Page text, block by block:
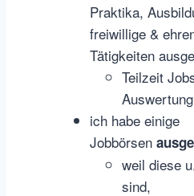
Praktika,
freiwillige &
Tätigkeiten
Teilzeit
ich habe einige
Jobbörsen
weil diese
sind,